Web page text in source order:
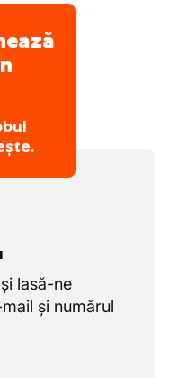
lasă-ne
și numărul